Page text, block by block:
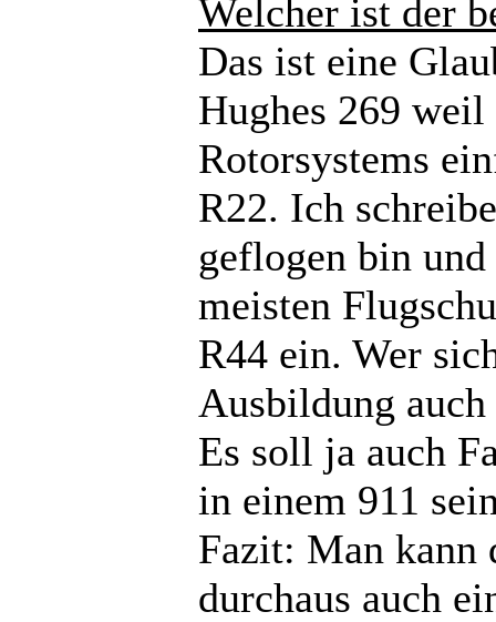
Welcher ist der
Das ist eine
Hughes 269
Rotorsystems
R22. Ich
geflogen bin
meisten
R44 ein. Wer
Ausbildung
Es soll ja auch
in einem 911
Fazit: Man kann
durchaus auch